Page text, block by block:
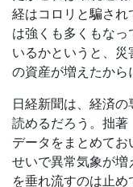
経はコロリと騙さ
は強くも多くもな
いるかというと、
の資産が増えたから
日経新聞は、経済
読めるだろう。拙
データをまとめて
せいで異常気象が増
を垂れ流すのは止め